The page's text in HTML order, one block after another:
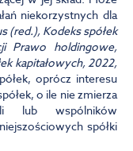
niekorzystnych dla
(red.), Kodeks spółek
Prawo holdingowe,
kapitałowych, 2022,
oprócz interesu
o ile nie zmierza
lub wspólników
spółki